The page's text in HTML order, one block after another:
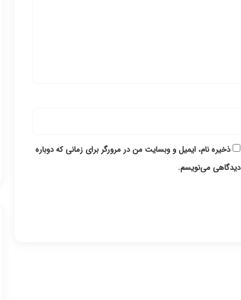
ذخیره نام، ایمیل و وبسایت من در مرورگر برای زمانی که دوباره
دیدگاهی می‌نویسم.